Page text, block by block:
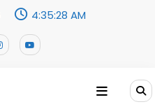
4:35:29 AM